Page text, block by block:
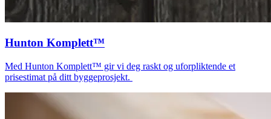
Hunton Komplett™
Med Hunton Komplett™ gir vi deg raskt og uforpliktende et
prisestimat på ditt byggeprosjekt.